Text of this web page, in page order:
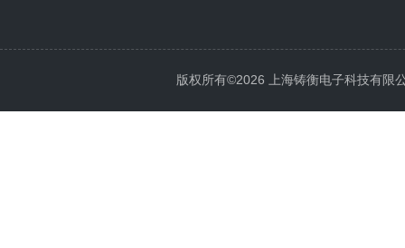
版权所有©2026 上海铸衡电子科技有